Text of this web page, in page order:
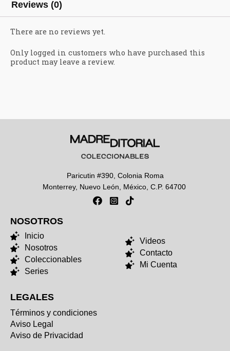
Reviews (0)
There are no reviews yet.
Only logged in customers who have purchased this
product may leave a review.
Paricutin #390, Colonia Roma
Monterrey, Nuevo León, México, C.P. 64700
NOSOTROS
Inicio
Nosotros
Coleccionables
Series
Videos
Contacto
Mi Cuenta
LEGALES
Términos y condiciones
Aviso Legal
Aviso de Privacidad